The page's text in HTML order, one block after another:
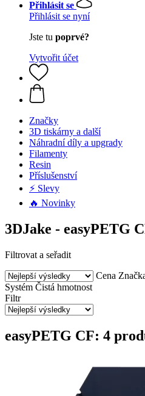
Přihlásit se
Přihlásit se nyní
Jste tu poprvé?
Vytvořit účet
Značky
3D tiskárny a další
Náhradní díly a upgrady
Filamenty
Resin
Příslušenství
⚡ Slevy
🔥 Novinky
3DJake - easyPETG
Filtrovat a seřadit
Cena
Systém Čistá hmotnost
Filtr
easyPETG CF: 4